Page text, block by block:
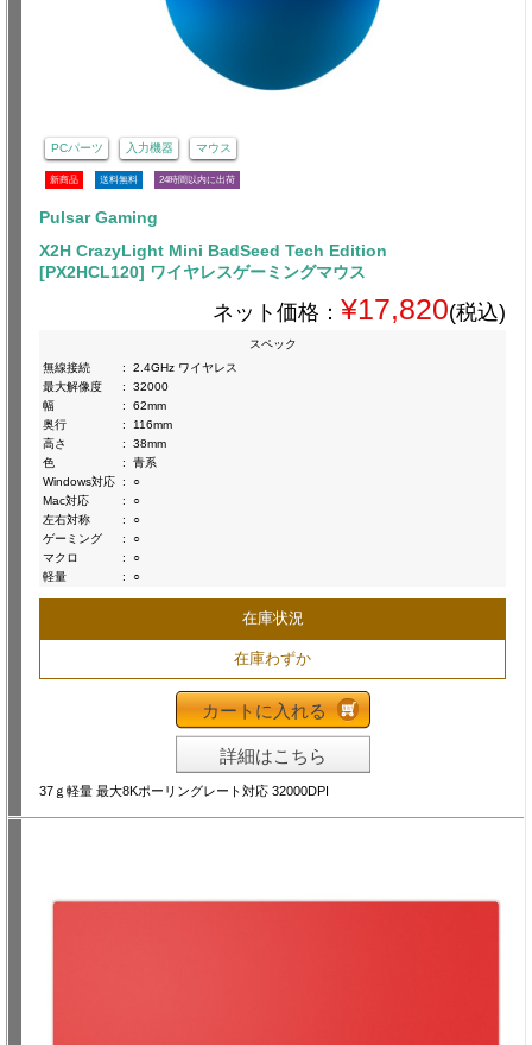
PCパーツ 入力機器 マウス
新商品 送料無料 24時間以内に出荷
Pulsar Gaming
X2H CrazyLight Mini BadSeed Tech Edition
[PX2HCL120] ワイヤレスゲーミングマウス
ネット価格： ¥17,820(税込)
スペック
無線接続
:
2.4GHz ワイヤレス
最大解像度
:
32000
幅
:
62mm
奥行
:
116mm
高さ
:
38mm
色
:
青系
Windows対応 :
○
Mac対応
:
○
左右対称
:
○
ゲーミング
:
○
マクロ
:
○
軽量
: ○
在庫状況
在庫わずか
カートに入れる
詳細はこちら
37ｇ軽量 最大8Kポーリングレート対応 32000DPI